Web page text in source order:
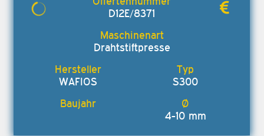
D12E/8371
Drahtstiftpresse
WAFIOS S300
4-10 mm